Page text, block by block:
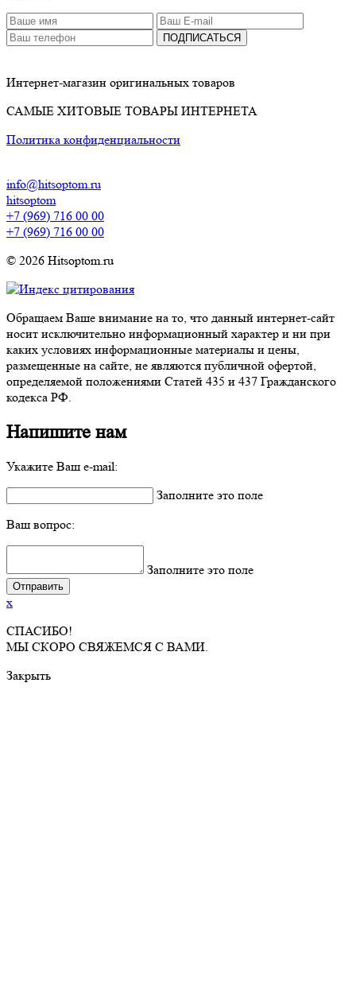
ПОДПИСАТЬСЯ
Интернет-магазин оригинальных товаров
САМЫЕ ХИТОВЫЕ ТОВАРЫ ИНТЕРНЕТА
Политика конфиденциальности
info@hitsoptom.ru
hitsoptom
+7 (969) 716 00 00
+7 (969) 716 00 00
© 2026 Hitsoptom.ru
Обращаем Ваше внимание на то, что данный интернет-сайт
носит исключительно информационный характер и ни при
каких условиях информационные материалы и цены,
размещенные на сайте, не являются публичной офертой,
определяемой положениями Статей 435 и 437 Гражданского
кодекса РФ.
Напишите нам
Укажите Ваш e-mail:
Заполните это поле
Ваш вопрос:
Заполните это поле
x
СПАСИБО!
МЫ СКОРО СВЯЖЕМСЯ С ВАМИ.
Закрыть